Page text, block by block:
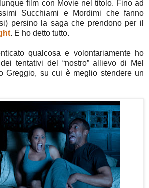
film con Movie nel titolo. Fino ad
Succhiami e Mordimi che fanno
persino la saga che prendono per il
. E ho detto tutto.
qualcosa e volontariamente ho
tentativi del “nostro” allievo di Mel
Greggio, su cui è meglio stendere un